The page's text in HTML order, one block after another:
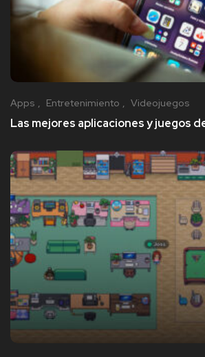
Apps Entretenimiento Videojuegos
Las mejores aplicaciones y juegos